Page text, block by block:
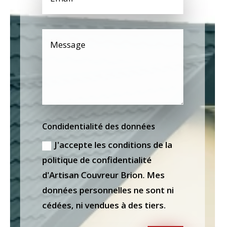
Condidentialité des données
J'accepte les conditions de la
politique de confidentialité
d'Artisan Couvreur Brion. Mes
données personnelles ne sont ni
cédées, ni vendues à des tiers.